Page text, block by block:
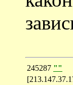
245287 ""